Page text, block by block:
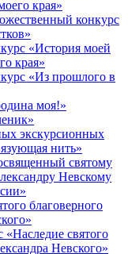
края»
конкурс
«История моей
края»
«Из прошлого в
моя!»
экскурсионных
нить»
святому
Невскому
благоверного
святого
Невского»